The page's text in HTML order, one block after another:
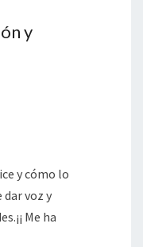
y
y cómo lo
dar voz y
Me ha